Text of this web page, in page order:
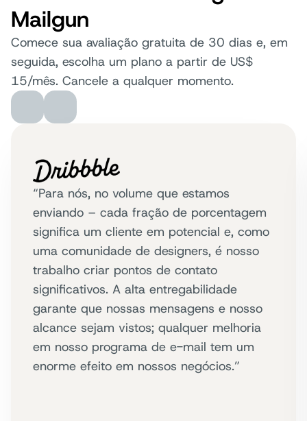
Mailgun
Comece sua avaliação gratuita de 30 dias e, em
seguida, escolha um plano a partir de US$
15/mês. Cancele a qualquer momento.
“Para nós, no volume que estamos
enviando – cada fração de porcentagem
significa um cliente em potencial e, como
uma comunidade de designers, é nosso
trabalho criar pontos de contato
significativos. A alta entregabilidade
garante que nossas mensagens e nosso
alcance sejam vistos; qualquer melhoria
em nosso programa de e-mail tem um
enorme efeito em nossos negócios.”